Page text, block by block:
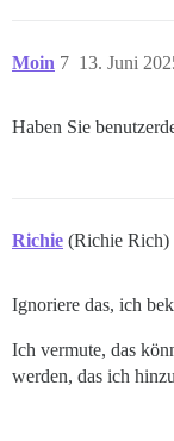
Moin 13. Juni
7
Haben Sie
Richie (Richie Rich)
Ignoriere das, ich
Ich vermute, das
werden, das ich